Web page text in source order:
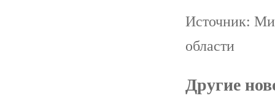
Источник:
области
Другие